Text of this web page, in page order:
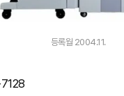
등록월 2004.11.